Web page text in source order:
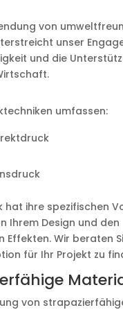
von
unser
und die
umfassen:
hat ihre spezifischen
Ihrem Design und den
Effekten. Wir beraten
für Ihr Projekt zu
von